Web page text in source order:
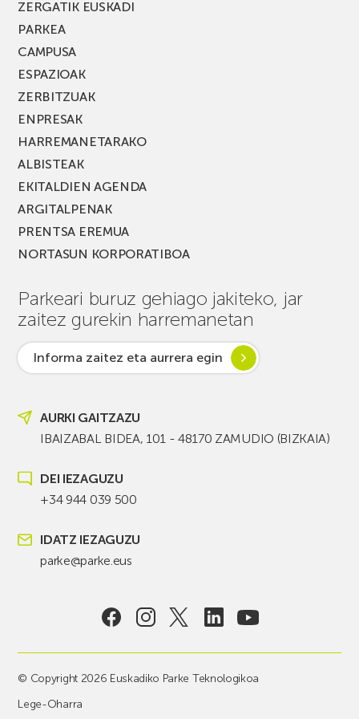
ZERGATIK EUSKADI
PARKEA
CAMPUSA
ESPAZIOAK
ZERBITZUAK
ENPRESAK
HARREMANETARAKO
ALBISTEAK
EKITALDIEN AGENDA
ARGITALPENAK
PRENTSA EREMUA
NORTASUN KORPORATIBOA
Parkeari buruz gehiago jakiteko, jar
zaitez gurekin harremanetan
Informa zaitez eta aurrera egin
AURKI GAITZAZU
IBAIZABAL BIDEA, 101 - 48170 ZAMUDIO (BIZKAIA)
DEI IEZAGUZU
+34 944 039 500
IDATZ IEZAGUZU
parke@parke.eus
© Copyright 2026 Euskadiko Parke Teknologikoa
Lege-Oharra